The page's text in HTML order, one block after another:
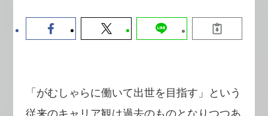
「がむしゃらに働いて出世を目指す」という
従来のキャリア観は過去のものとなりつつあ